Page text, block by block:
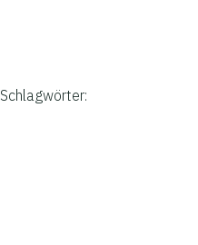
Schlagwörter: